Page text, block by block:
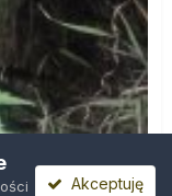
Akceptuję